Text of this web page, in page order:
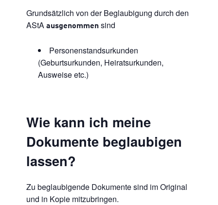
Grundsätzlich von der Beglaubigung durch den
AStA ausgenommen sind
Personenstandsurkunden
(Geburtsurkunden, Heiratsurkunden,
Ausweise etc.)
Wie kann ich meine
Dokumente beglaubigen
lassen?
Zu beglaubigende Dokumente sind im Original
und in Kopie mitzubringen.